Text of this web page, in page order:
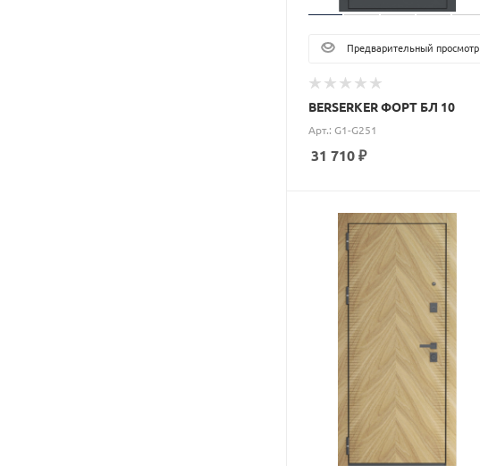
Предварительный просмотр
BERSERKER ФОРТ БЛ 10
Арт.: G1-G251
31 710₽